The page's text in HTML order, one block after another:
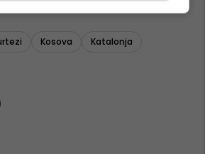
Kosova
Katalonja